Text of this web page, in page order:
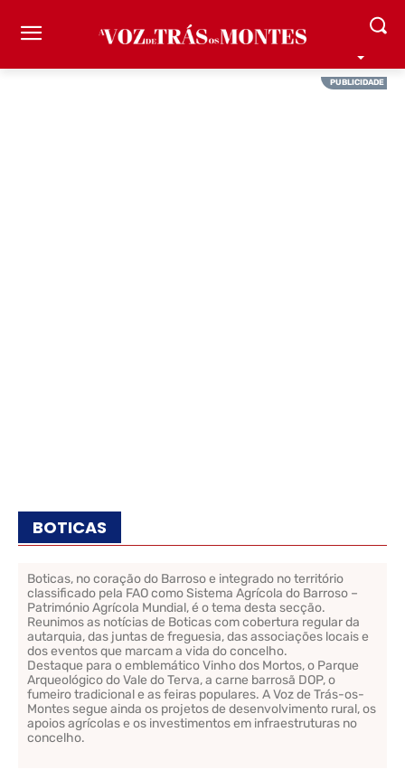
BOTICAS
Boticas, no coração do Barroso e integrado no território
classificado pela FAO como Sistema Agrícola do Barroso –
Património Agrícola Mundial, é o tema desta secção.
Reunimos as notícias de Boticas com cobertura regular da
autarquia, das juntas de freguesia, das associações locais e
dos eventos que marcam a vida do concelho.
Destaque para o emblemático Vinho dos Mortos, o Parque
Arqueológico do Vale do Terva, a carne barrosã DOP, o
fumeiro tradicional e as feiras populares. A Voz de Trás-os-
Montes segue ainda os projetos de desenvolvimento rural, os
apoios agrícolas e os investimentos em infraestruturas no
concelho.